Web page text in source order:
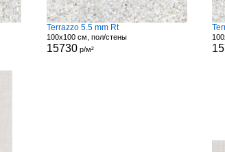
Terrazzo 5.5 mm Rt
100x100 см, пол/стены
15730р/м²